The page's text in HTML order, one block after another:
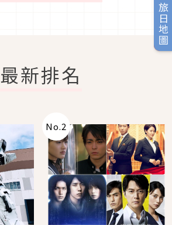
旅日地圖
最新排名
No.2